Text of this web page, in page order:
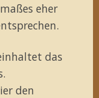
eher
das
den